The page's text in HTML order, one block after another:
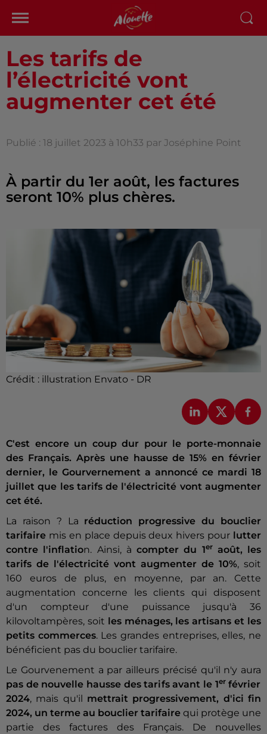
Les tarifs de
l’électricité vont
augmenter cet été
Publié : 18 juillet 2023 à 10h33 par Joséphine Point
À partir du 1er août, les factures
seront 10% plus chères.
Crédit : illustration Envato - DR
C'est encore un coup dur pour le porte-monnaie
des Français. Après une hausse de 15% en février
dernier, le Gourvernement a annoncé ce mardi 18
juillet que les tarifs de l'électricité vont augmenter
cet été.
La raison ? La réduction progressive du bouclier
tarifaire mis en place depuis deux hivers pour lutter
contre l'inflation. Ainsi, à compter du 1eraoût, les
tarifs de l'électricité vont augmenter de 10%, soit
160 euros de plus, en moyenne, par an. Cette
augmentation concerne les clients qui disposent
d'un compteur d'une puissance jusqu'à 36
kilovoltampères, soit les ménages, les artisans et les
petits commerces. Les grandes entreprises, elles, ne
bénéficient pas du bouclier tarifaire.
Le Gourvenement a par ailleurs précisé qu'il n'y aura
pas de nouvelle hausse des tarifs avant le 1erfévrier
2024, mais qu'il mettrait progressivement, d'ici fin
2024, un terme au bouclier tarifaire qui protège une
partie des factures des Français. De nouvelles